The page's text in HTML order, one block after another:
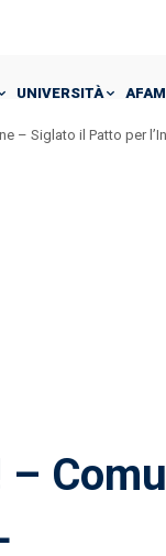
UNIVERSITÀ AFAM
– Siglato il Patto per
–